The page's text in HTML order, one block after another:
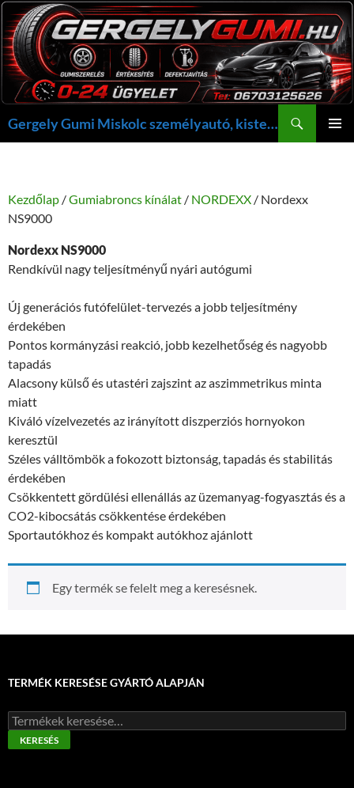
Kilépés
a
tartalomba
Gergely Gumi Miskolc személyautó, kisteherautó gumi szerelés javítás +36703125626 NON-STOP ügyelet, gergelygumi@gergelygumi.hu
Kezdőlap /Gumiabroncs kínálat / NORDEXX / Nordexx
NS9000
Nordexx NS9000
Rendkívül nagy teljesítményű nyári autógumi
Új generációs futófelület-tervezés a jobb teljesítmény
érdekében
Pontos kormányzási reakció, jobb kezelhetőség és nagyobb
tapadás
Alacsony külső és utastéri zajszint az aszimmetrikus minta
miatt
Kiváló vízelvezetés az irányított diszperziós hornyokon
keresztül
Széles válltömbök a fokozott biztonság, tapadás és stabilitás
érdekében
Csökkentett gördülési ellenállás az üzemanyag-fogyasztás és a
CO2-kibocsátás csökkentése érdekében
Sportautókhoz és kompakt autókhoz ajánlott
Egy termék se felelt meg a keresésnek.
TERMÉK KERESÉSE GYÁRTÓ ALAPJÁN
Keresés
a
következőre:
KERESÉS